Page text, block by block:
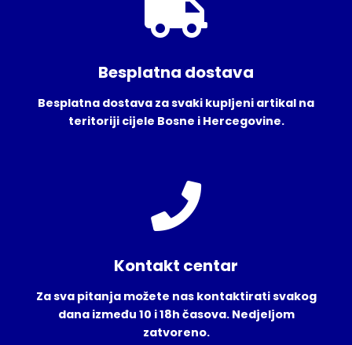
Besplatna dostava
Besplatna dostava za svaki kupljeni artikal na
teritoriji cijele Bosne i Hercegovine.
Kontakt centar
Za sva pitanja možete nas kontaktirati svakog
dana između 10 i 18h časova. Nedjeljom
zatvoreno.